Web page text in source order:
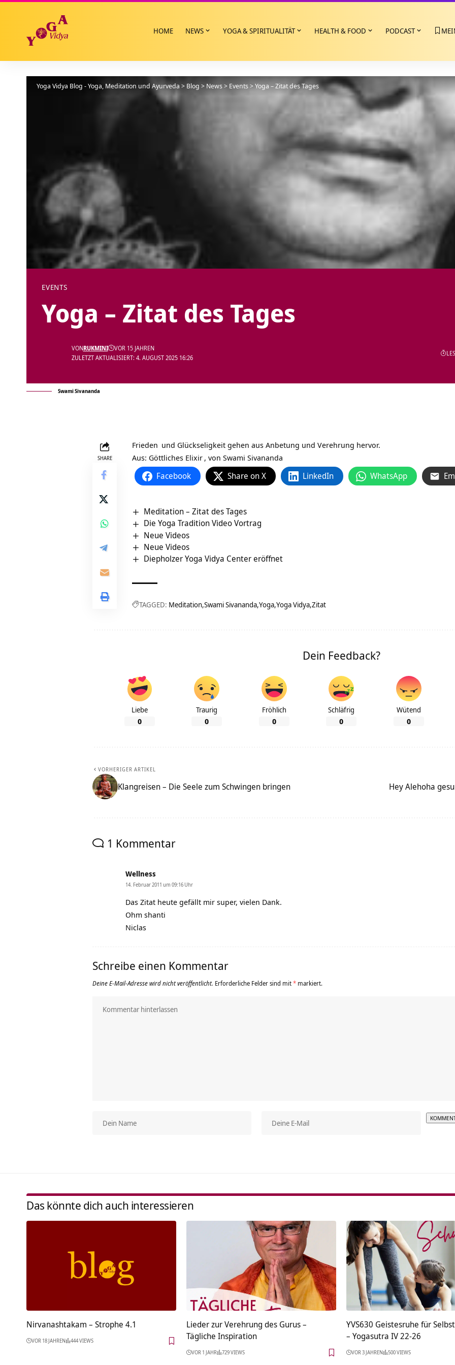
HOME NEWS YOGA & SPIRITUALITÄT HEALTH & FOOD PODCAST
Yoga Vidya Blog - Yoga, Meditation und Ayurveda > Blog > News> Events>Yoga – Zitat des Tages
EVENTS
Yoga – Zitat des Tages
ZULETZT AKTUALISIERT: 4. AUGUST 2025 16:26
VONRUKMINI VOR 15 JAHREN
Swami Sivananda
SHARE
Frieden und Glückseligkeit gehen aus Anbetung und Verehrung hervor.
Aus: Göttliches Elixir , von Swami Sivananda
Facebook Share on X LinkedIn WhatsApp
Meditation – Zitat des Tages
Die Yoga Tradition Video Vortrag
Neue Videos
Neue Videos
Diepholzer Yoga Vidya Center eröffnet
TAGGED: Meditation Swami Sivananda Yoga Yoga Vidya Zitat
Dein Feedback?
Liebe
0
Traurig
0
Fröhlich
0
Schläfrig
0
Wütend
0
VORHERIGER ARTIKEL
Klangreisen – Die Seele zum Schwingen bringen Hey Alehoha
1 Kommentar
Wellness
14. Februar 2011 um 09:16 Uhr
Das Zitat heute gefällt mir super, vielen Dank.
Ohm shanti
Niclas
Schreibe einen Kommentar
Deine E-Mail-Adresse wird nicht veröffentlicht. Erforderliche Felder sind mit* markiert.
Das könnte dich auch interessieren
Nirvanashtakam – Strophe 4.1
VOR 18 JAHREN 444 VIEWS
Lieder zur Verehrung des Gurus –
Tägliche Inspiration
VOR 1 JAHR 729 VIEWS
YVS630 Geistesruhe für
– Yogasutra IV 22-26
VOR 3 JAHREN 500 VIEWS